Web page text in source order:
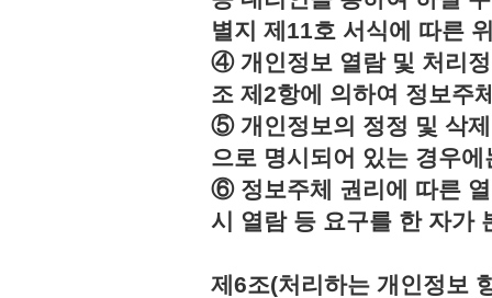
별지 제11호 서식에 따른
④ 개인정보 열람 및 처리
조 제2항에 의하여 정보주
⑤ 개인정보의 정정 및 삭
으로 명시되어 있는 경우
⑥ 정보주체 권리에 따른
시 열람 등 요구를 한 자가
제6조(처리하는 개인정보